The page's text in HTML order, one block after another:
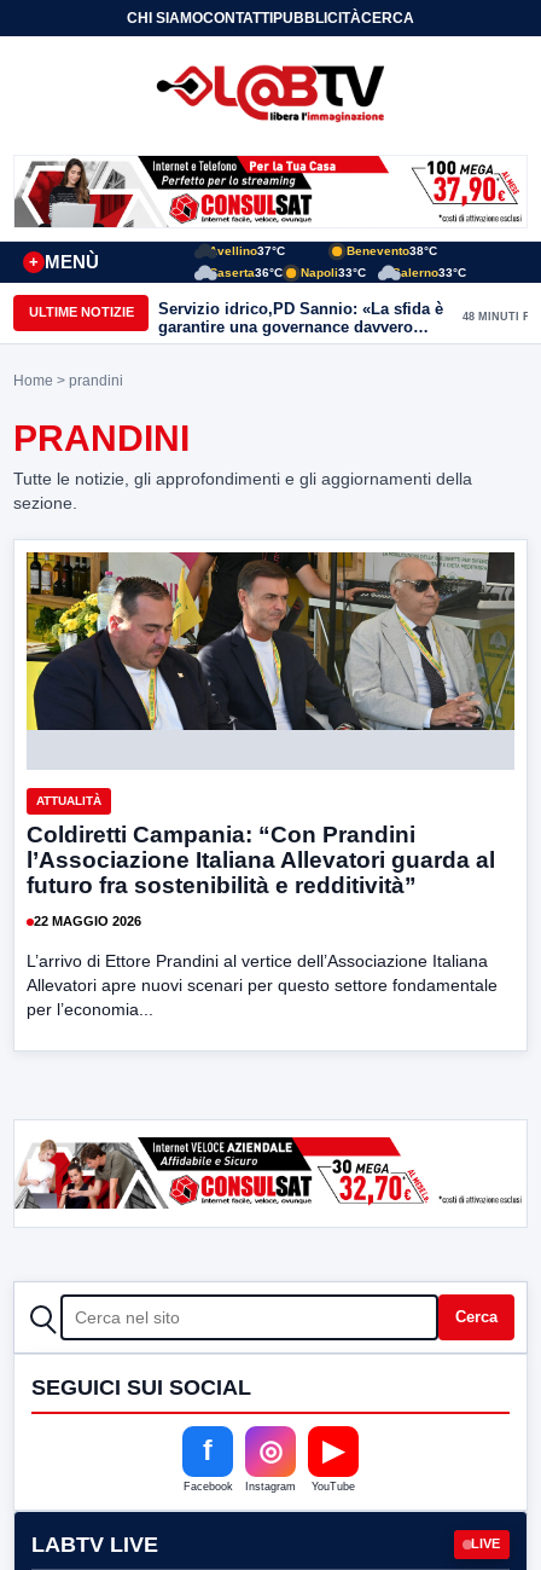
CHI SIAMOCONTATTIPUBBLICITÀCERCA
MENÙ
+
Avellino37°C Benevento38°C
Caserta36°C Napoli33°C Salerno33°C
ULTIME NOTIZIE
Servizio idrico,PD Sannio: «La sfida è
garantire una governance davvero
pubblica»
48 MINUTI FA
Home > prandini
PRANDINI
Tutte le notizie, gli approfondimenti e gli aggiornamenti della
sezione.
ATTUALITÀ
Coldiretti Campania: “Con Prandini
l’Associazione Italiana Allevatori guarda al
futuro fra sostenibilità e redditività”
22 MAGGIO 2026
L’arrivo di Ettore Prandini al vertice dell’Associazione Italiana
Allevatori apre nuovi scenari per questo settore fondamentale
per l’economia...
CERCA Cerca
SEGUICI SUI SOCIAL
f
Facebook
◎
Instagram
▶
YouTube
LABTV LIVE LIVE